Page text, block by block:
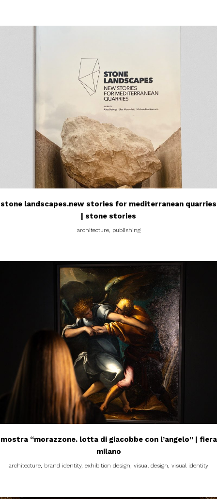
stone landscapes.new stories for mediterranean quarries
| stone stories
architecture, publishing
mostra “morazzone. lotta di giacobbe con l’angelo” | fiera
milano
architecture, brand identity, exhibition design, visual design, visual identity